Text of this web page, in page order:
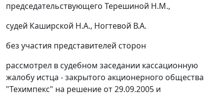
председательствующего Терешиной Н.М.,
судей Каширской Н.А., Ногтевой В.А.
без участия представителей сторон
рассмотрел в судебном заседании кассационную
жалобу истца - закрытого акционерного общества
"Техимпекс" на решение от 29.09.2005 и